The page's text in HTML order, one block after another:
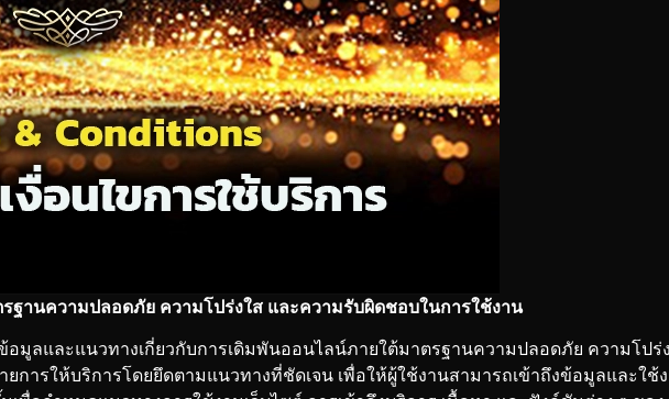
ฐานความปลอดภัย ความโปร่งใส และความรับผิดชอบในการใช้งาน
อมูลและแนวทางเกี่ยวกับการเดิมพันออนไลน์ภายใต้มาตรฐานความปลอดภัย ความโป
การให้บริการโดยยึดตามแนวทางที่ชัดเจน เพื่อให้ผู้ใช้งานสามารถเข้าถึงข้อมูลและใช้